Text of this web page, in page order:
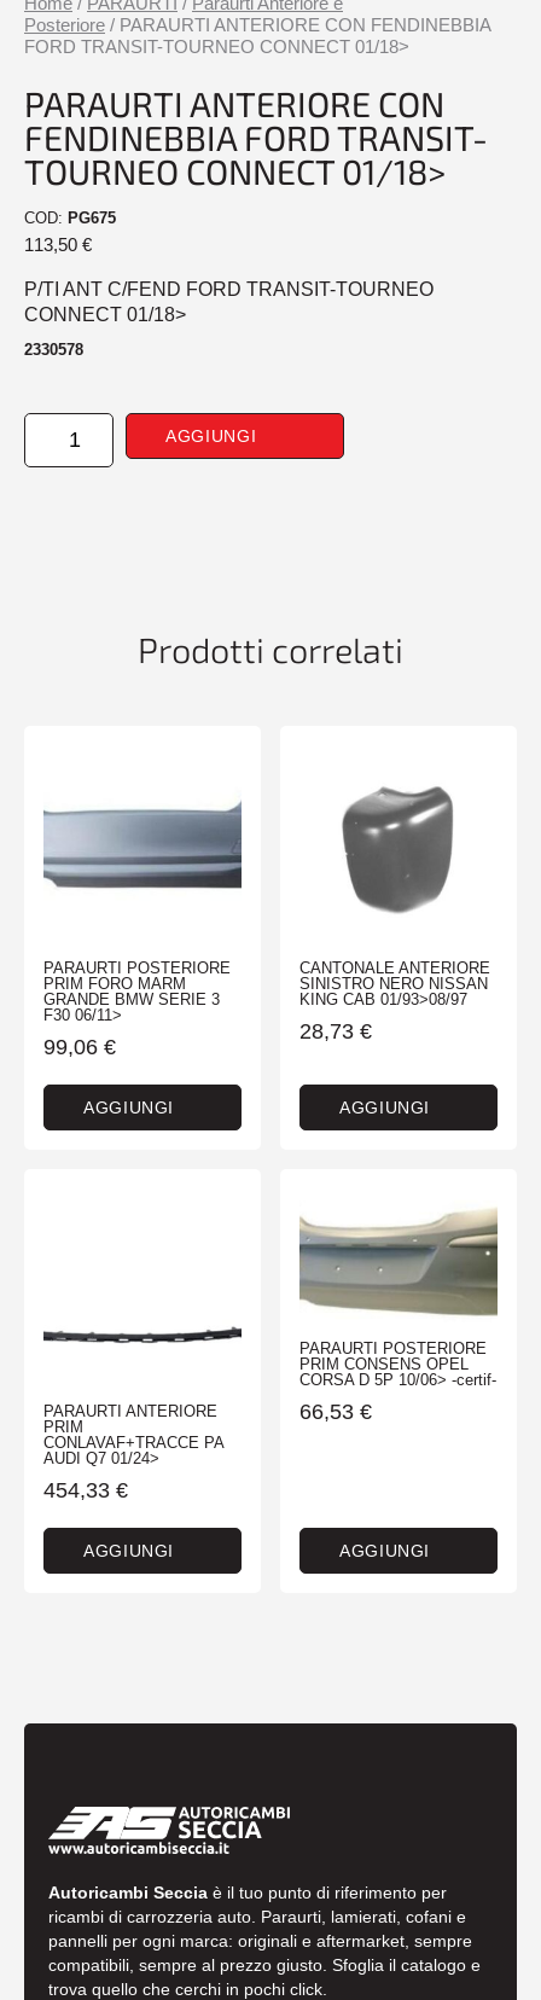
Posteriore / PARAURTI ANTERIORE CON FENDINEBBIA
FORD TRANSIT-TOURNEO CONNECT 01/18>
PARAURTI ANTERIORE CON
FENDINEBBIA FORD TRANSIT-
TOURNEO CONNECT 01/18>
COD: PG675
113,50 €
P/TI ANT C/FEND FORD TRANSIT-TOURNEO
CONNECT 01/18>
2330578
PARAURTI
ANTERIORE
AGGIUNGI
Prodotti correlati
PARAURTI POSTERIORE
PRIM FORO MARM
GRANDE BMW SERIE 3
F30 06/11>
99,06 €
AGGIUNGI
CANTONALE ANTERIORE
SINISTRO NERO NISSAN
KING CAB 01/93>08/97
28,73 €
AGGIUNGI
PARAURTI ANTERIORE
PRIM
CONLAVAF+TRACCE PA
AUDI Q7 01/24>
454,33 €
AGGIUNGI
PARAURTI POSTERIORE
PRIM CONSENS OPEL
CORSA D 5P 10/06> -certif-
66,53 €
AGGIUNGI
Autoricambi Seccia è il tuo punto di riferimento per
ricambi di carrozzeria auto. Paraurti, lamierati, cofani e
pannelli per ogni marca: originali e aftermarket, sempre
compatibili, sempre al prezzo giusto. Sfoglia il catalogo e
trova quello che cerchi in pochi click.